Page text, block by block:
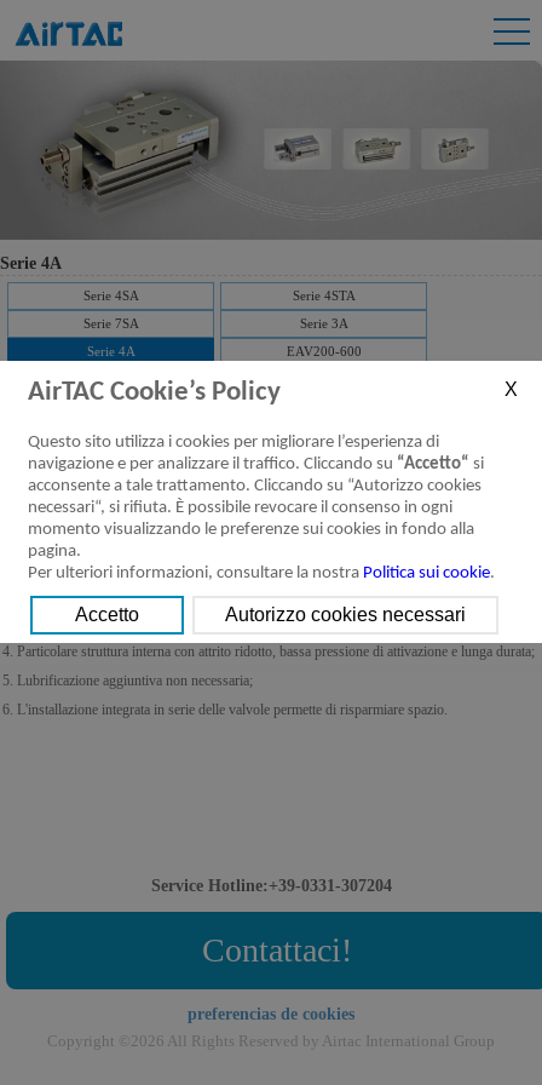
Serie 4A
Serie 4SA
Serie 4STA
Serie 7SA
Serie 3A
Serie 4A
EAV200-600
5/3 vie)
Scaricare：
Caratteristiche
prodotto
Specifiche del
prodotto
Installazione ed
utilizzo
Codice d’ordine Simbolo
1. Struttura della spola: buona tenuta e rapidità di reazione;
2. Elettrovalvole a tre posizioni disponibili con centri aperti, chiusi o in pressione;
3. Funzionamento bistabile con memoria di posizione;
4. Particolare struttura interna con attrito ridotto, bassa pressione di attivazione e lunga durata;
5. Lubrificazione aggiuntiva non necessaria;
6. L'installazione integrata in serie delle valvole permette di risparmiare spazio.
AirTAC Cookie’s Policy
Questo sito utilizza i cookies per migliorare l’esperienza di
navigazione e per analizzare il traffico. Cliccando su “Accetto“ si
acconsente a tale trattamento. Cliccando su “Autorizzo cookies
necessari“, si rifiuta. È possibile revocare il consenso in ogni
momento visualizzando le preferenze sui cookies in fondo alla
pagina.
Per ulteriori informazioni, consultare la nostra Politica sui cookie.
Service Hotline:+39-0331-307204
Contattaci!
preferencias de cookies
Copyright ©2026 All Rights Reserved by Airtac International Group